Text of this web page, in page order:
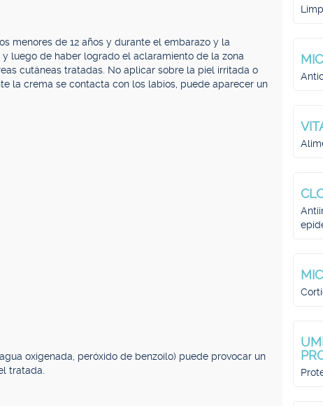
menores de 12 años y durante el embarazo y la
luego de haber logrado el aclaramiento de la zona
cutáneas tratadas. No aplicar sobre la piel irritada o
la crema se contacta con los labios, puede aparecer un
oxigenada, peróxido de benzoílo) puede provocar un
tratada.